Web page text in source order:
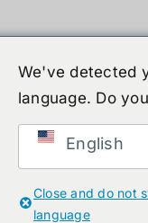
36 Products
We've detected
language. Do
English
Close and do not
language